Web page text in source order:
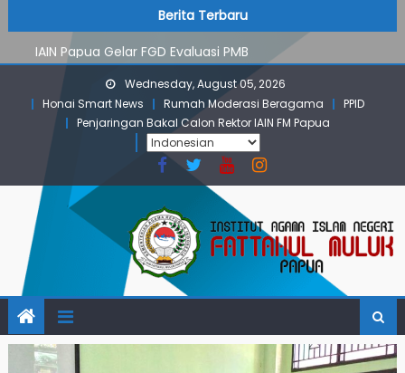
to
content
Berita Terbaru
IAIN Papua Gelar FGD Evaluasi PMB
KKN IAIN Papua: Kelompok Skow Sae Kolaborasi dengan
KKN UGM dan Uncen
Para Mahasiswa PGMI IAIN Papua Tembus Jurnal
Terindeks Google Scholar
Pembekalan KKN: Bangun Komunikasi Aktif dengan
Masyarakat
PMB Jalur Mandiri: Peserta Ujian Dari Lanny Jaya Hingga
Maluku
Wednesday, August 05, 2026
Honai Smart News
Rumah Moderasi Beragama
PPID
Penjaringan Bakal Calon Rektor IAIN FM Papua